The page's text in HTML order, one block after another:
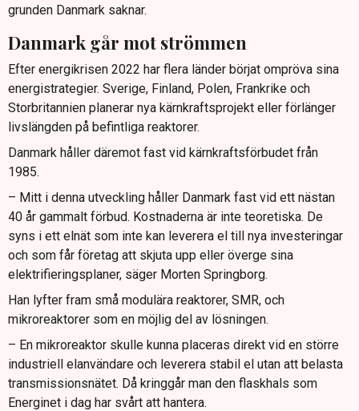
grunden Danmark saknar.
Danmark går mot strömmen
Efter energikrisen 2022 har flera länder börjat ompröva sina
energistrategier. Sverige, Finland, Polen, Frankrike och
Storbritannien planerar nya kärnkraftsprojekt eller förlänger
livslängden på befintliga reaktorer.
Danmark håller däremot fast vid kärnkraftsförbudet från
1985.
– Mitt i denna utveckling håller Danmark fast vid ett nästan
40 år gammalt förbud. Kostnaderna är inte teoretiska. De
syns i ett elnät som inte kan leverera el till nya investeringar
och som får företag att skjuta upp eller överge sina
elektrifieringsplaner, säger Morten Springborg.
Han lyfter fram små modulära reaktorer, SMR, och
mikroreaktorer som en möjlig del av lösningen.
– En mikroreaktor skulle kunna placeras direkt vid en större
industriell elanvändare och leverera stabil el utan att belasta
transmissionsnätet. Då kringgår man den flaskhals som
Energinet i dag har svårt att hantera.